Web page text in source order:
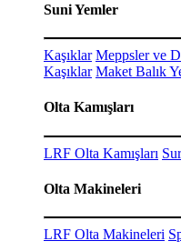
Suni Yemler
Kaşıklar Meppsler ve
Kaşıklar Maket Balık
Olta Kamışları
LRF Olta Kamışları
Olta Makineleri
LRF Olta Makineleri